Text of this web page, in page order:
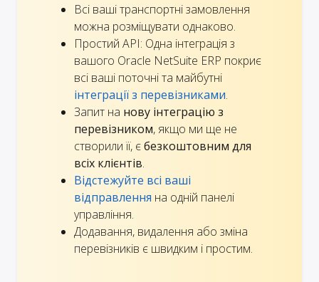
Всі ваші транспортні замовлення
можна розміщувати однаково.
Простий API: Одна інтеграція з
вашого Oracle NetSuite ERP покриє
всі ваші поточні та майбутні
інтеграції з перевізниками.
Запит на нову інтеграцію з
перевізником, якщо ми ще не
створили її, єбезкоштовним для
всіх клієнтів.
Відстежуйте всі ваші
відправлення на одній панелі
управління.
Додавання, видалення або зміна
перевізників є швидким і простим.